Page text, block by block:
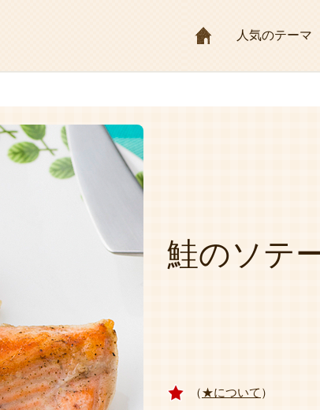
HOME人気のテーマ
鮭のソテ
（★について ）